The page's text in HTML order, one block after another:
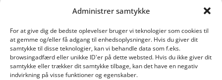
Administrer samtykke
For at give dig de bedste oplevelser bruger vi teknologier som cookies til
at gemme og/eller få adgang til enhedsoplysninger. Hvis du giver dit
samtykke til disse teknologier, kan vi behandle data som f.eks.
browsingadfærd eller unikke ID'er på dette websted. Hvis du ikke giver dit
samtykke eller trækker dit samtykke tilbage, kan det have en negativ
indvirkning på visse funktioner og egenskaber.
Kategorier